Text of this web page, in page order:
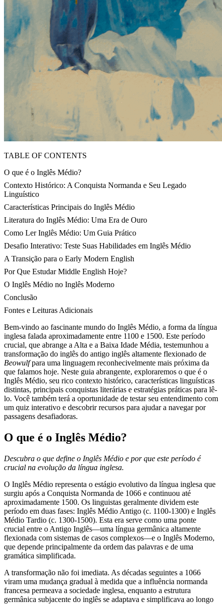
TABLE OF CONTENTS
O que é o Inglês Médio?
Contexto Histórico: A Conquista Normanda e Seu Legado
Linguístico
Características Principais do Inglês Médio
Literatura do Inglês Médio: Uma Era de Ouro
Como Ler Inglês Médio: Um Guia Prático
Desafio Interativo: Teste Suas Habilidades em Inglês Médio
A Transição para o Early Modern English
Por Que Estudar Middle English Hoje?
O Inglês Médio no Inglês Moderno
Conclusão
Fontes e Leituras Adicionais
Bem-vindo ao fascinante mundo do Inglês Médio, a forma da língua
inglesa falada aproximadamente entre 1100 e 1500. Este período
crucial, que abrange a Alta e a Baixa Idade Média, testemunhou a
transformação do inglês do antigo inglês altamente flexionado de
Beowulfpara uma linguagem reconhecivelmente mais próxima da
que falamos hoje. Neste guia abrangente, exploraremos o que é o
Inglês Médio, seu rico contexto histórico, características linguísticas
distintas, principais conquistas literárias e estratégias práticas para lê-
lo. Você também terá a oportunidade de testar seu entendimento com
um quiz interativo e descobrir recursos para ajudar a navegar por
passagens desafiadoras.
O que é o Inglês Médio?
Descubra o que define o Inglês Médio e por que este período é
crucial na evolução da língua inglesa.
O Inglês Médio representa o estágio evolutivo da língua inglesa que
surgiu após a Conquista Normanda de 1066 e continuou até
aproximadamente 1500. Os linguistas geralmente dividem este
período em duas fases: Inglês Médio Antigo (c. 1100-1300) e Inglês
Médio Tardio (c. 1300-1500). Esta era serve como uma ponte
crucial entre o Antigo Inglês—uma língua germânica altamente
flexionada com sistemas de casos complexos—e o Inglês Moderno,
que depende principalmente da ordem das palavras e de uma
gramática simplificada.
A transformação não foi imediata. As décadas seguintes a 1066
viram uma mudança gradual à medida que a influência normanda
francesa permeava a sociedade inglesa, enquanto a estrutura
germânica subjacente do inglês se adaptava e simplificava ao longo